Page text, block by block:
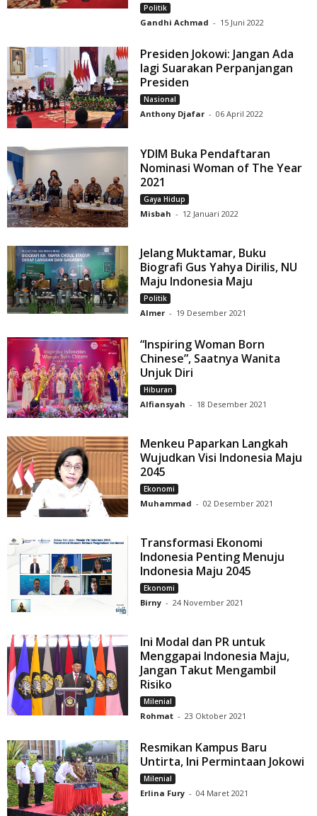
Politik
Gandhi Achmad - 15 Juni 2022
Presiden Jokowi: Jangan Ada
lagi Suarakan Perpanjangan
Presiden
Nasional
Anthony Djafar - 06 April 2022
YDIM Buka Pendaftaran
Nominasi Woman of The Year
2021
Gaya Hidup
Misbah - 12 Januari 2022
Jelang Muktamar, Buku
Biografi Gus Yahya Dirilis, NU
Maju Indonesia Maju
Politik
Almer - 19 Desember 2021
“Inspiring Woman Born
Chinese”, Saatnya Wanita
Unjuk Diri
Hiburan
Alfiansyah - 18 Desember 2021
Menkeu Paparkan Langkah
Wujudkan Visi Indonesia Maju
2045
Ekonomi
Muhammad - 02 Desember 2021
Transformasi Ekonomi
Indonesia Penting Menuju
Indonesia Maju 2045
Ekonomi
Birny - 24 November 2021
Ini Modal dan PR untuk
Menggapai Indonesia Maju,
Jangan Takut Mengambil
Risiko
Milenial
Rohmat - 23 Oktober 2021
Resmikan Kampus Baru
Untirta, Ini Permintaan Jokowi
Milenial
Erlina Fury - 04 Maret 2021